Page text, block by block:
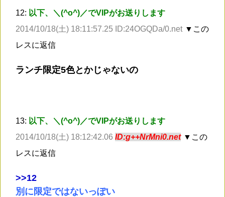
12: 以下、＼(^o^)／でVIPがお送りします
2014/10/18(土) 18:11:57.25 ID:24OGQDa/0.net ▼この
レスに返信
ランチ限定5色とかじゃないの
13: 以下、＼(^o^)／でVIPがお送りします
2014/10/18(土) 18:12:42.06 ID:g++NrMni0.net ▼この
レスに返信
>>12
別に限定ではないっぽい